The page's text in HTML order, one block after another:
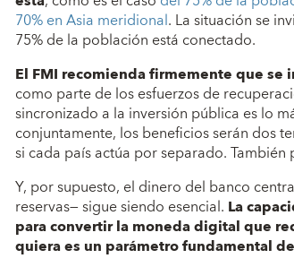
70% en Asia meridional. La situación se
75% de la población está conectado.
El FMI recomienda firmemente que se
como parte de los esfuerzos de
sincronizado a la inversión pública es lo
conjuntamente, los beneficios serán dos
si cada país actúa por separado.
Y, por supuesto, el dinero del banco
reservas— sigue siendo esencial. La
para convertir la moneda digital que
quiera es un parámetro fundamental